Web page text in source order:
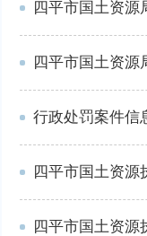
行政处罚案件信
四平市国土资源
四平市国土资源